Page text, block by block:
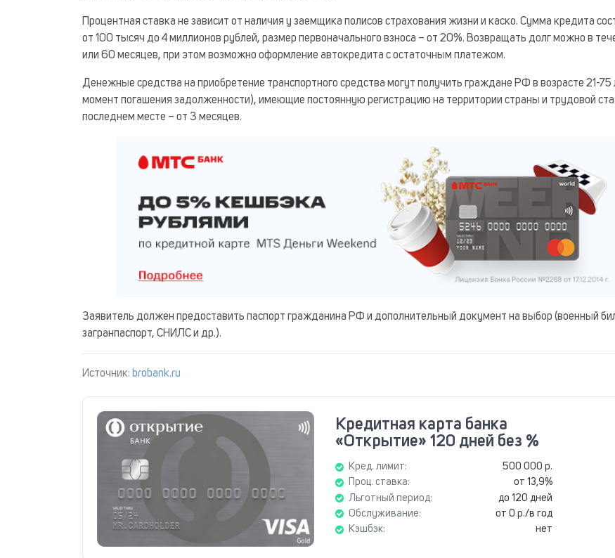
Процентная ставка не зависит от наличия у заемщика полисов страхования жизни и каско. Сумма кредита
от 100 тысяч до 4 миллионов рублей, размер первоначального взноса – от 20%. Возвращать долг можно в
или 60 месяцев, при этом возможно оформление автокредита с остаточным платежом.
Денежные средства на приобретение транспортного средства могут получить граждане РФ в возрасте 21-75
момент погашения задолженности), имеющие постоянную регистрацию на территории страны и трудовой
последнем месте – от 3 месяцев.
Заявитель должен предоставить паспорт гражданина РФ и дополнительный документ на выбор (военный
загранпаспорт, СНИЛС и др.).
Источник: brobank.ru
Кредитная карта банка
«Открытие» 120 дней без %
Кред. лимит:
500 000 р.
Проц. ставка:
от 13,9%
Льготный период:
до 120 дней
Обслуживание:
от 0 р./в год
Кэшбэк:
нет